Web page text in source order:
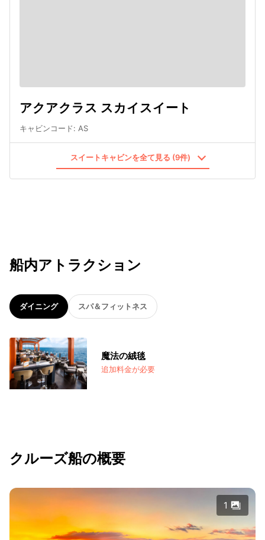
アクアクラス スカイスイート
キャビンコード: AS
スイートキャビンを全て見る (9件)
船内アトラクション
ダイニング スパ＆フィットネス
魔法の絨毯
追加料金が必要
クルーズ船の概要
1